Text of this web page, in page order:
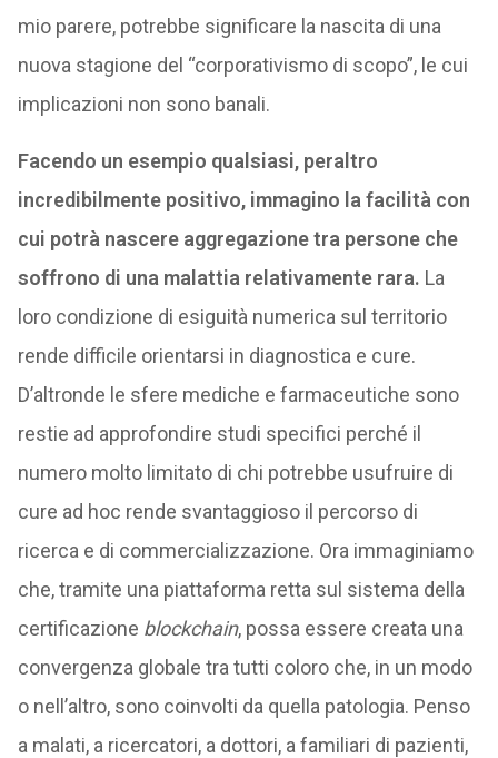
mio parere, potrebbe significare la nascita di una
nuova stagione del “corporativismo di scopo”, le cui
implicazioni non sono banali.
Facendo un esempio qualsiasi, peraltro
incredibilmente positivo, immagino la facilità con
cui potrà nascere aggregazione tra persone che
soffrono di una malattia relativamente rara. La
loro condizione di esiguità numerica sul territorio
rende difficile orientarsi in diagnostica e cure.
D’altronde le sfere mediche e farmaceutiche sono
restie ad approfondire studi specifici perché il
numero molto limitato di chi potrebbe usufruire di
cure ad hoc rende svantaggioso il percorso di
ricerca e di commercializzazione. Ora immaginiamo
che, tramite una piattaforma retta sul sistema della
certificazione blockchain, possa essere creata una
convergenza globale tra tutti coloro che, in un modo
o nell’altro, sono coinvolti da quella patologia. Penso
a malati, a ricercatori, a dottori, a familiari di pazienti,